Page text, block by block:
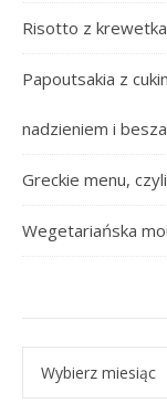
Risotto z
Papoutsakia z
nadzieniem i
Greckie menu,
Wegetariańska